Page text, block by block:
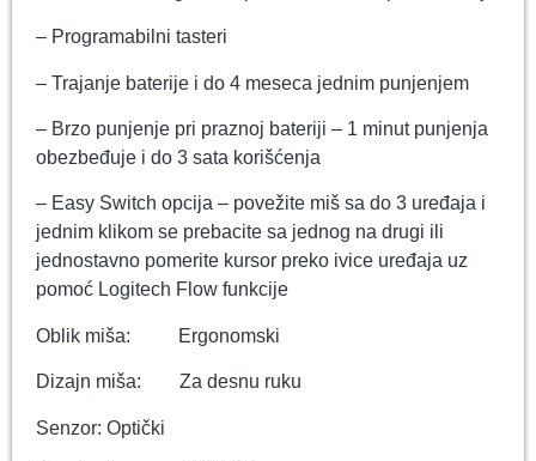
– Programabilni tasteri
– Trajanje baterije i do 4 meseca jednim punjenjem
– Brzo punjenje pri praznoj bateriji – 1 minut punjenja
obezbeđuje i do 3 sata korišćenja
– Easy Switch opcija – povežite miš sa do 3 uređaja i
jednim klikom se prebacite sa jednog na drugi ili
jednostavno pomerite kursor preko ivice uređaja uz
pomoć Logitech Flow funkcije
Oblik miša: Ergonomski
Dizajn miša: Za desnu ruku
Senzor: Optički